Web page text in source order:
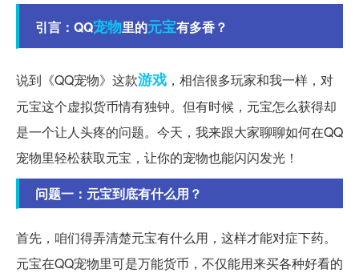
引言：QQ宠物里的元宝有多香？
说到《QQ宠物》这款游戏 ，相信很多玩家和我一样，对
元宝这个虚拟货币情有独钟。但有时候，元宝怎么获得却
是一个让人头疼的问题。今天，我来跟大家聊聊如何在QQ
宠物里轻松获取元宝，让你的宠物也能闪闪发光！
问题一：元宝到底有什么用？
首先，咱们得弄清楚元宝有什么用，这样才能对症下药。
元宝在QQ宠物里可是万能货币，不仅能用来买各种好看的